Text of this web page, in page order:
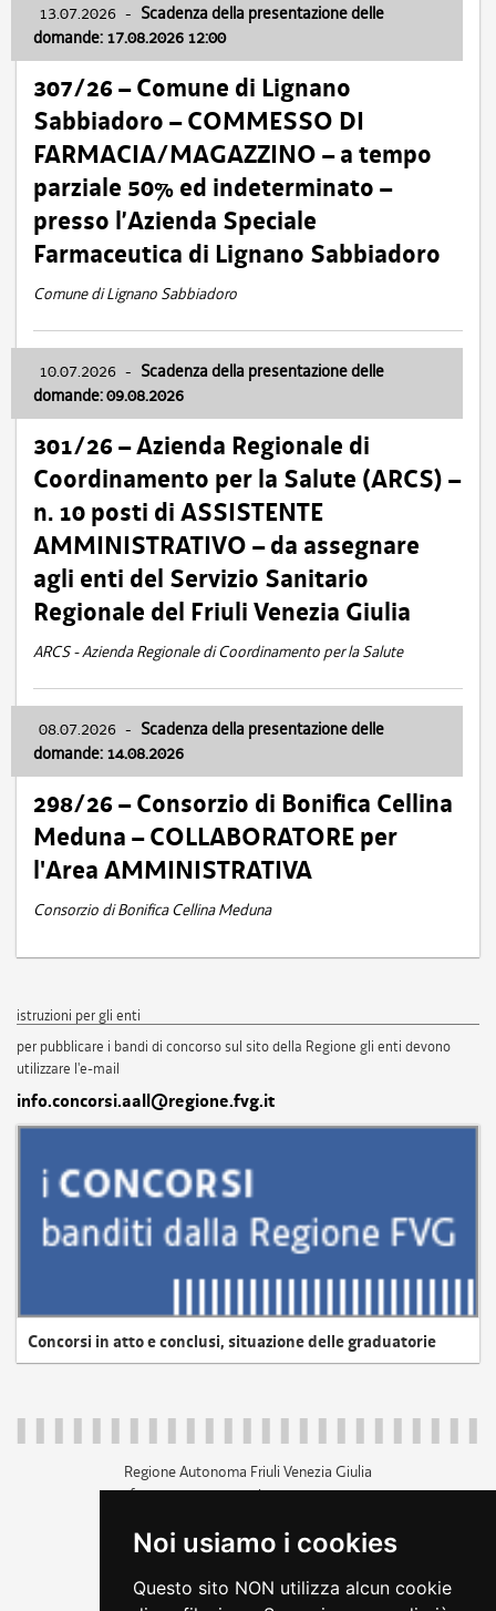
Noi usiamo i cookies
Questo sito NON utilizza alcun cookie
13.07.2026 - Scadenza della presentazione delle
domande: 17.08.2026 12:00
307/26 – Comune di Lignano
Sabbiadoro – COMMESSO DI
FARMACIA/MAGAZZINO – a tempo
parziale 50% ed indeterminato –
presso l’Azienda Speciale
Farmaceutica di Lignano Sabbiadoro
Comune di Lignano Sabbiadoro
10.07.2026 - Scadenza della presentazione delle
domande: 09.08.2026
301/26 – Azienda Regionale di
Coordinamento per la Salute (ARCS) –
n. 10 posti di ASSISTENTE
AMMINISTRATIVO – da assegnare
agli enti del Servizio Sanitario
Regionale del Friuli Venezia Giulia
ARCS - Azienda Regionale di Coordinamento per la Salute
08.07.2026 - Scadenza della presentazione delle
domande: 14.08.2026
298/26 – Consorzio di Bonifica Cellina
Meduna – COLLABORATORE per
l'Area AMMINISTRATIVA
Consorzio di Bonifica Cellina Meduna
istruzioni per gli enti
per pubblicare i bandi di concorso sul sito della Regione gli enti devono
utilizzare l'e-mail
info.concorsi.aall@regione.fvg.it
Concorsi in atto e conclusi, situazione delle graduatorie
Regione Autonoma Friuli Venezia Giulia
c.f. 80014930327; p.iva 00526040324
+39 040 3771111